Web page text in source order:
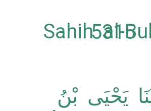
Sahih al-Bukhari 5315